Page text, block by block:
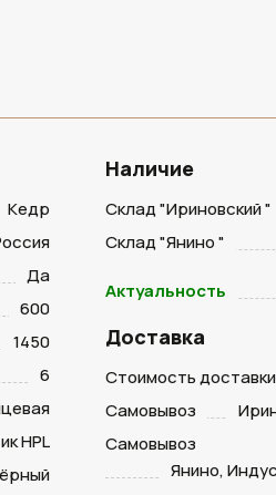
Кедр
Да
600
1450
6
HPL
Наличие
Склад "Ириновский "
Склад "Янино "
Актуальность
Доставка
Стоимость доставки
Самовывоз
Самовывоз
Янино,